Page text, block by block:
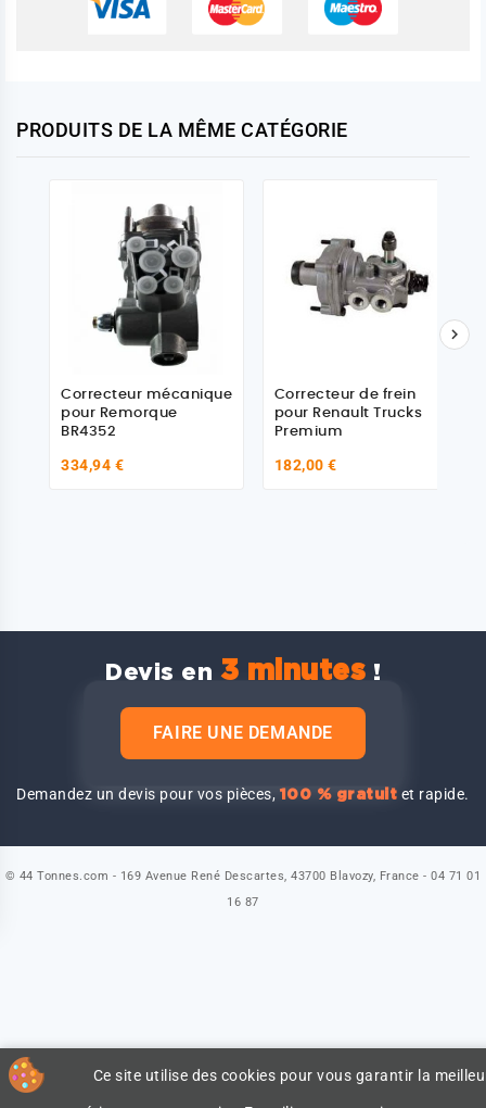
PRODUITS DE LA MÊME CATÉGORIE
Correcteur mécanique
pour Remorque
BR4352
334,94 €
Correcteur de frein
pour Renault Trucks
Premium
182,00 €

Devis en 3 minutes !
FAIRE UNE DEMANDE
Demandez un devis pour vos pièces,100 % gratuit et rapide.
Ce site utilise des cookies pour vous garantir la
© 44 Tonnes.com - 169 Avenue René Descartes, 43700 Blavozy, France - 04 71 01
16 87